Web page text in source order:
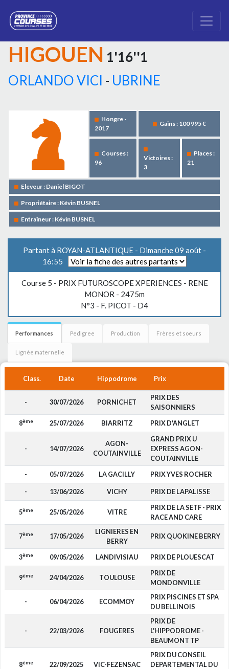
HIGOUEN 1'16''1
ORLANDO VICI - UBRINE
Hongre -
2017
Gains : 100 995 €
Courses :
96
Victoires :
3
Places :
21
Eleveur : Daniel BIGOT
Propriétaire : Kévin BUSNEL
Entraîneur : Kévin BUSNEL
Partant à ROYAN-ATLANTIQUE - Dimanche 09 août -
16:55
Course 5 - PRIX FUTUROSCOPE XPERIENCES - RENE
MONOR - 2475m
N°3 - F. PICOT - D4
Performances Pedigree Production Frères et soeurs
Lignée maternelle
Class. Date Hippodrome Prix
- 30/07/2026 PORNICHET
PRIX DES
SAISONNIERS
8ème 25/07/2026 BIARRITZ PRIX D'ANGLET
- 14/07/2026
AGON-
COUTAINVILLE
GRAND PRIX U
EXPRESS AGON-
COUTAINVILLE
-
05/07/2026 LA GACILLY PRIX YVES ROCHER
- 13/06/2026 VICHY PRIX DE LAPALISSE
5ème 25/05/2026 VITRE
PRIX DE LA SETF - PRIX
RACE AND CARE
7ème 17/05/2026
LIGNIERES EN
BERRY
PRIX QUOKINE BERRY
3ème 09/05/2026 LANDIVISIAU PRIX DE PLOUESCAT
9ème 24/04/2026 TOULOUSE
PRIX DE
MONDONVILLE
- 06/04/2026 ECOMMOY
PRIX PISCINES ET SPA
DU BELLINOIS
- 22/03/2026 FOUGERES
PRIX DE
L'HIPPODROME -
BEAUMONT TP
8ème 22/09/2025 VIC-FEZENSAC
PRIX DU CONSEIL
DEPARTEMENTAL DU